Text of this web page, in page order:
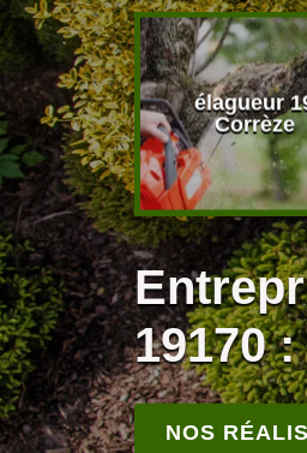
19
élagueur
Corrèze
19170
NOS